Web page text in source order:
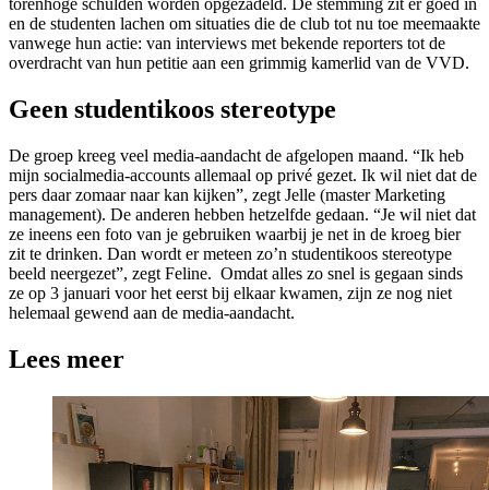
torenhoge schulden worden opgezadeld. De stemming zit er goed in
en de studenten lachen om situaties die de club tot nu toe meemaakte
vanwege hun actie: van interviews met bekende reporters tot de
overdracht van hun petitie aan een grimmig kamerlid van de VVD.
Geen studentikoos stereotype
De groep kreeg veel media-aandacht de afgelopen maand. “Ik heb
mijn socialmedia-accounts allemaal op privé gezet. Ik wil niet dat de
pers daar zomaar naar kan kijken”, zegt Jelle (master Marketing
management). De anderen hebben hetzelfde gedaan. “Je wil niet dat
ze ineens een foto van je gebruiken waarbij je net in de kroeg bier
zit te drinken. Dan wordt er meteen zo’n studentikoos stereotype
beeld neergezet”, zegt Feline. Omdat alles zo snel is gegaan sinds
ze op 3 januari voor het eerst bij elkaar kwamen, zijn ze nog niet
helemaal gewend aan de media-aandacht.
Lees meer